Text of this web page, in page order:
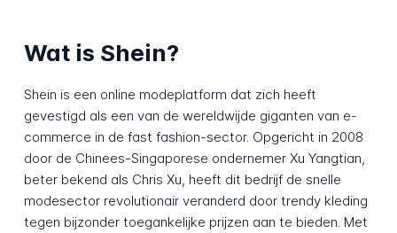
Wat is Shein?
Shein is een online modeplatform dat zich heeft
gevestigd als een van de wereldwijde giganten van e-
commerce in de fast fashion-sector. Opgericht in 2008
door de Chinees-Singaporese ondernemer Xu Yangtian,
beter bekend als Chris Xu, heeft dit bedrijf de snelle
modesector revolutionair veranderd door trendy kleding
tegen bijzonder toegankelijke prijzen aan te bieden. Met